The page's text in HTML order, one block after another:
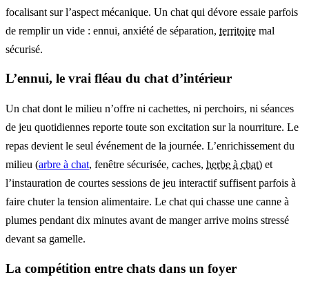
focalisant sur l’aspect mécanique. Un chat qui dévore essaie parfois
de remplir un vide : ennui, anxiété de séparation, territoire mal
sécurisé.
L’ennui, le vrai fléau du chat d’intérieur
Un chat dont le milieu n’offre ni cachettes, ni perchoirs, ni séances
de jeu quotidiennes reporte toute son excitation sur la nourriture. Le
repas devient le seul événement de la journée. L’enrichissement du
milieu (arbre à chat, fenêtre sécurisée, caches, herbe à chat) et
l’instauration de courtes sessions de jeu interactif suffisent parfois à
faire chuter la tension alimentaire. Le chat qui chasse une canne à
plumes pendant dix minutes avant de manger arrive moins stressé
devant sa gamelle.
La compétition entre chats dans un foyer